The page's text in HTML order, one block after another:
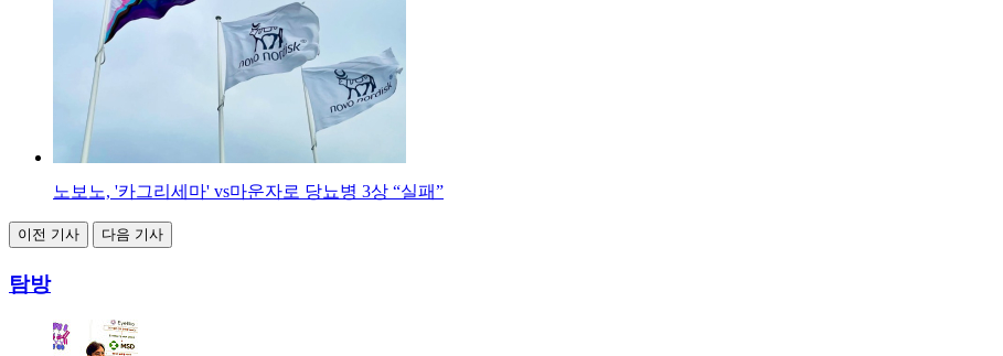
노보노, '카그리세마' vs마운자로 당뇨병 3상 “실패”
이전 기사 다음 기사
탐방